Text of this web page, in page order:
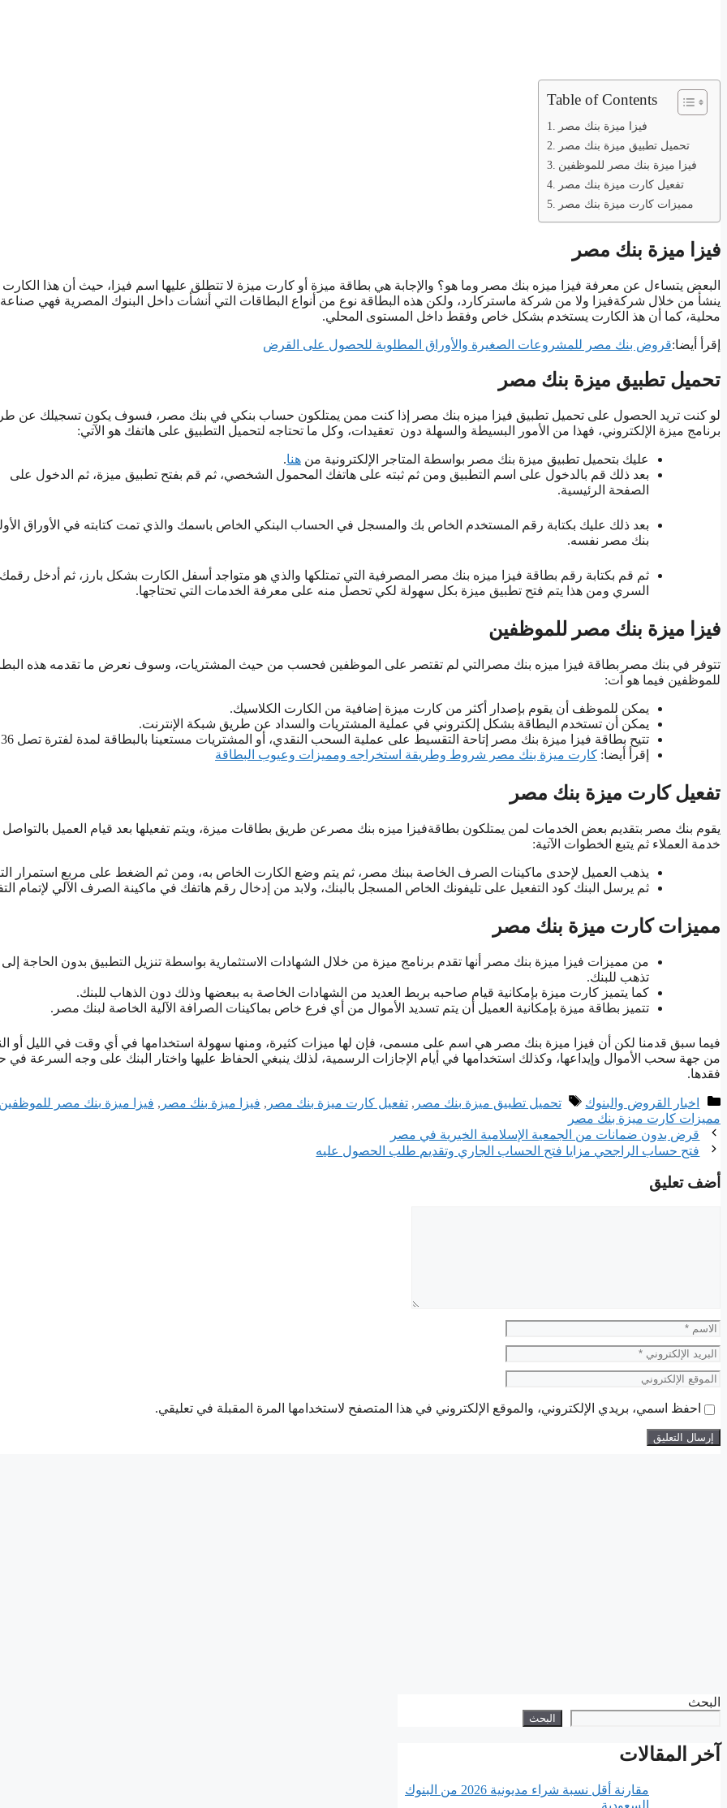
Table of Contents
فيزا ميزة بنك مصر
تحميل تطبيق ميزة بنك مصر
فيزا ميزة بنك مصر للموظفين
تفعيل كارت ميزة بنك مصر
مميزات كارت ميزة بنك مصر
فيزا ميزة بنك مصر
البعض يتساءل عن معرفة فيزا ميزه بنك مصر وما هو؟ والإجابة هي بطاقة ميزة أو كارت ميزة لا تتطلق عليها اسم فيزا، حيث أن هذا
ينشأ من خلال شركةفيزا ولا من شركة ماستركارد، ولكن هذه البطاقة نوع من أنواع البطاقات التي أنشأت داخل البنوك المصرية فهي صناعة
محلية، كما أن هذ الكارت يستخدم بشكل خاص وفقط داخل المستوى المحلي.
إقرأ أيضا:قروض بنك مصر للمشروعات الصغيرة والأوراق المطلوبة للحصول على القرض
تحميل تطبيق ميزة بنك مصر
لو كنت تريد الحصول على تحميل تطبيق فيزا ميزه بنك مصر إذا كنت ممن يمتلكون حساب بنكي في بنك مصر، فسوف يكون تسجيلك عن
برنامج ميزة الإلكتروني، فهذا من الأمور البسيطة والسهلة دون تعقيدات، وكل ما تحتاجه لتحميل التطبيق على هاتفك هو الآتي:
عليك بتحميل تطبيق ميزة بنك مصر بواسطة المتاجر الإلكترونية من هنا.
بعد ذلك قم بالدخول على اسم التطبيق ومن ثم ثبته على هاتفك المحمول الشخصي، ثم قم بفتح تطبيق ميزة، ثم الدخول على
الصفحة الرئيسية.
بعد ذلك عليك بكتابة رقم المستخدم الخاص بك والمسجل في الحساب البنكي الخاص باسمك والذي تمت كتابته في الأوراق
بنك مصر نفسه.
ثم قم بكتابة رقم بطاقة فيزا ميزه بنك مصر المصرفية التي تمتلكها والذي هو متواجد أسفل الكارت بشكل بارز، ثم أدخل رقمك
السري ومن هذا يتم فتح تطبيق ميزة بكل سهولة لكي تحصل منه على معرفة الخدمات التي تحتاجها.
فيزا ميزة بنك مصر للموظفين
تتوفر في بنك مصر بطاقة فيزا ميزه بنك مصرالتي لم تقتصر على الموظفين فحسب من حيث المشتريات، وسوف نعرض ما تقدمه هذه
للموظفين فيما هو آت:
يمكن للموظف أن يقوم بإصدار أكثر من كارت ميزة إضافية من الكارت الكلاسيك.
يمكن أن تستخدم البطاقة بشكل إلكتروني في عملية المشتريات والسداد عن طريق شبكة الإنترنت.
تتيح بطاقة فيزا ميزة بنك مصر إتاحة التقسيط على عملية السحب النقدي، أو المشتريات مستعينا بالبطاقة لمدة لفترة تصل 36 شهرا.
إقرأ أيضا: كارت ميزة بنك مصر شروط وطريقة استخراجه ومميزات وعيوب البطاقة
تفعيل كارت ميزة بنك مصر
يقوم بنك مصر بتقديم بعض الخدمات لمن يمتلكون بطاقةفيزا ميزه بنك مصرعن طريق بطاقات ميزة، ويتم تفعيلها بعد قيام العميل
خدمة العملاء ثم يتبع الخطوات الآتية:
يذهب العميل لإحدى ماكينات الصرف الخاصة ببنك مصر، ثم يتم وضع الكارت الخاص به، ومن ثم الضغط على مربع استمرار
ثم يرسل البنك كود التفعيل على تليفونك الخاص المسجل بالبنك، ولابد من إدخال رقم هاتفك في ماكينة الصرف الآلي لإتمام
مميزات كارت ميزة بنك مصر
من مميزات فيزا ميزة بنك مصر أنها تقدم برنامج ميزة من خلال الشهادات الاستثمارية بواسطة تنزيل التطبيق بدون الحاجة
تذهب للبنك.
كما يتميز كارت ميزة بإمكانية قيام صاحبه بربط العديد من الشهادات الخاصة به ببعضها وذلك دون الذهاب للبنك.
تتميز بطاقة ميزة بإمكانية العميل أن يتم تسديد الأموال من أي فرع خاص بماكينات الصرافة الآلية الخاصة لبنك مصر.
فيما سبق قدمنا لكن أن فيزا ميزة بنك مصر هي اسم على مسمى، فإن لها ميزات كثيرة، ومنها سهولة استخدامها في أي وقت في الليل أو
من جهة سحب الأموال وإيداعها، وكذلك استخدامها في أيام الإجازات الرسمية، لذلك ينبغي الحفاظ عليها واختار البنك على وجه السرعة في
فقدها.
التصنيفات
اخبار القروض والبنوك الوسوم
تحميل تطبيق ميزة بنك مصر ,تفعيل كارت ميزة بنك مصر , فيزا ميزة بنك مصر , فيزا ميزة بنك مصر
مميزات كارت ميزة بنك مصر
قرض بدون ضمانات من الجمعية الإسلامية الخيرية في مصر
فتح حساب الراجحي مزايا فتح الحساب الجاري وتقديم طلب الحصول عليه
أضف تعليق
الاسم
البريد
الإلكتروني
الموقع
احفظ اسمي، بريدي الإلكتروني، والموقع الإلكتروني في هذا المتصفح لاستخدامها المرة المقبلة في تعليقي.
البحث
البحث
آخر المقالات
مقارنة أقل نسبة شراء مديونية 2026 من البنوك
السعودية